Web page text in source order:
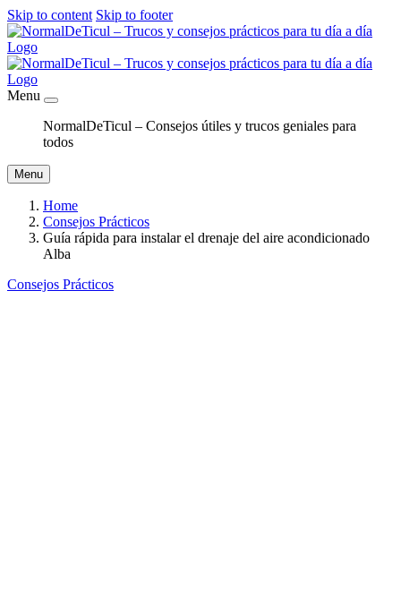
Skip to content Skip to footer
Menu
NormalDeTicul – Consejos útiles y trucos geniales para
todos
Menu
Home
Consejos Prácticos
Guía rápida para instalar el drenaje del aire acondicionado
Alba
Consejos Prácticos